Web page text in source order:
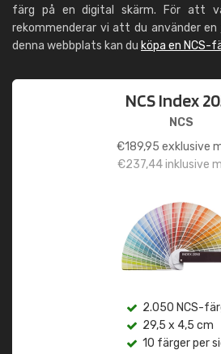
färg på en digital skärm. För att
rekommenderar vi att du använder en
denna webbplats kan du köpa en NCS-
NCS Index
NCS
€189,95 exklusive
€237,44inklusive
2.050 NCS-
29,5 x 4,5 cm
10 färger per